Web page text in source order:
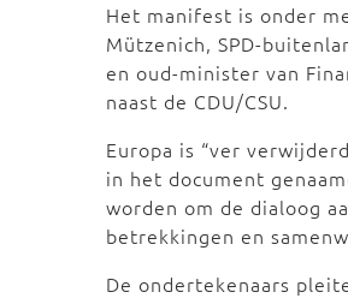
Het manifest is onder
Mützenich, SPD-
en oud-minister van
naast de CDU/CSU.
Europa is “ver
in het document
worden om de dialoog
betrekkingen en
De ondertekenaars